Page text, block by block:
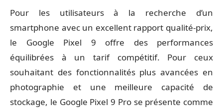
Pour les utilisateurs à la recherche d’un
smartphone avec un excellent rapport qualité-prix,
le Google Pixel 9 offre des performances
équilibrées à un tarif compétitif. Pour ceux
souhaitant des fonctionnalités plus avancées en
photographie et une meilleure capacité de
stockage, le Google Pixel 9 Pro se présente comme